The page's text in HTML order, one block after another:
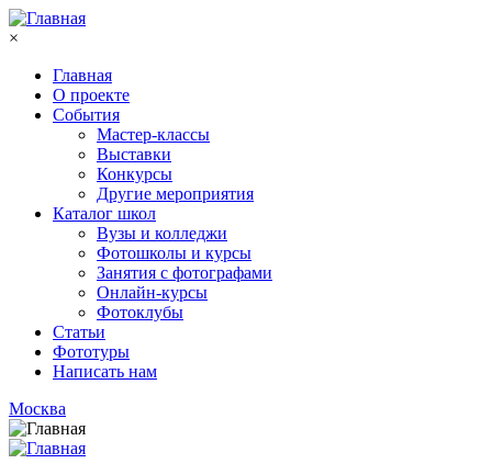
Перейти к основному содержанию
×
Главная
О проекте
События
Мастер-классы
Выставки
Конкурсы
Другие мероприятия
Каталог школ
Вузы и колледжи
Фотошколы и курсы
Занятия с фотографами
Онлайн-курсы
Фотоклубы
Статьи
Фототуры
Написать нам
Москва